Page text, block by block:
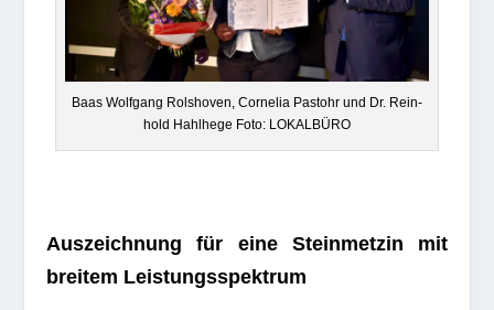
Baas Wolf­gang Rol­s­ho­ven, Cor­ne­lia Pas­t­ohr und Dr. Rein­
hold Hahl­hege Foto: LOKALBÜRO
Aus­zeich­nung für eine Stein­met­zin mit
brei­tem Leistungsspektrum